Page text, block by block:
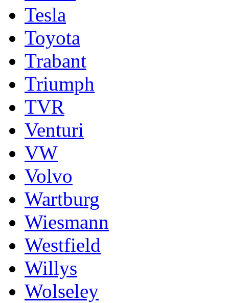
Tesla
Toyota
Trabant
Triumph
TVR
Venturi
VW
Volvo
Wartburg
Wiesmann
Westfield
Willys
Wolseley